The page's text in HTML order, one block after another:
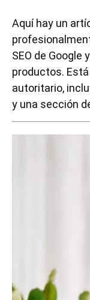
Aquí hay un
SEO de Google
productos.
autoritario,
y una sección